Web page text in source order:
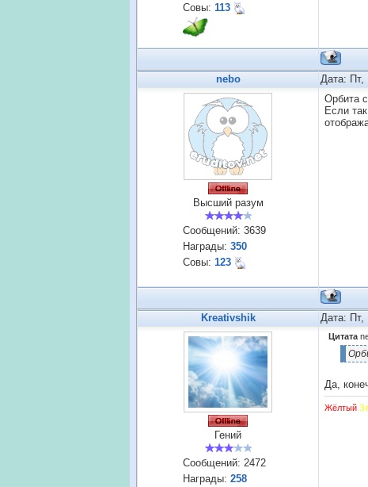
Совы: 113
nebo Дата: Пт,
Высший разум
Сообщений: 3639
Награды: 350
Совы: 123
Орбита
Если
Kreativshik Дата: Пт,
Гений
Сообщений: 2472
Награды: 258
Цитата
Да,
Жёлтый